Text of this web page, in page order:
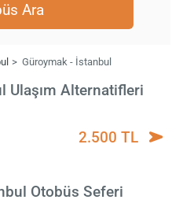
Ara
Güroymak - İstanbul
Ulaşım Alternatifleri
2.500 TL
Otobüs Seferi